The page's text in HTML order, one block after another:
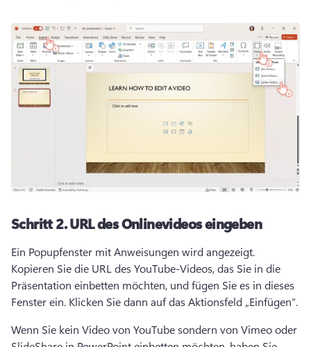
Schritt 2.URL des Onlinevideos eingeben
Kopieren Sie die URL des YouTube-Videos, das Sie in die
Präsentation einbetten möchten, und fügen Sie es in dieses
Wenn Sie kein Video von YouTube sondern von Vimeo oder